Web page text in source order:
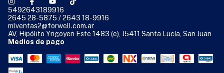
5492643189916
2645 28-5875 / 2643 18-9916
mlventas2@forwell.com.ar
AV, Hipólito Yrigoyen Este 1483 (e), J5411 Santa Lucía, San Juan
Medios de pago